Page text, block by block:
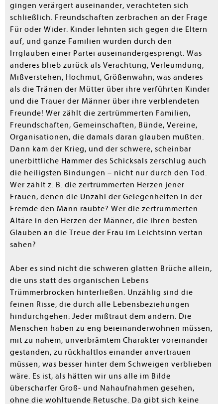
gingen verärgert auseinander, verachteten sich
schließlich. Freundschaften zerbrachen an der Frage
Für oder Wider. Kinder lehnten sich gegen die Eltern
auf, und ganze Familien wurden durch den
Irrglauben einer Partei auseinandergesprengt. Was
anderes blieb zurück als Verachtung, Verleumdung,
Mißverstehen, Hochmut, Größenwahn; was anderes
als die Tränen der Mütter über ihre verführten Kinder
und die Trauer der Männer über ihre verblendeten
Freunde! Wer zählt die zertrümmerten Familien,
Freundschaften, Gemeinschaften, Bünde, Vereine,
Organisationen, die damals daran glauben mußten.
Dann kam der Krieg, und der schwere, scheinbar
unerbittliche Hammer des Schicksals zerschlug auch
die heiligsten Bindungen – nicht nur durch den Tod.
Wer zählt z. B. die zertrümmerten Herzen jener
Frauen, denen die Unzahl der Gelegenheiten in der
Fremde den Mann raubte? Wer die zertrümmerten
Altäre in den Herzen der Männer, die ihren besten
Glauben an die Treue der Frau im Leichtsinn vertan
sahen?
Aber es sind nicht die schweren glatten Brüche allein,
die uns statt des organischen Lebens
Trümmerbrocken hinterließen. Unzählig sind die
feinen Risse, die durch alle Lebensbeziehungen
hindurchgehen: Jeder mißtraut dem andern. Die
Menschen haben zu eng beieinanderwohnen müssen,
mit zu nahem, unverbrämtem Charakter voreinander
gestanden, zu rückhaltlos einander anvertrauen
müssen, was besser hinter dem Schweigen verblieben
wäre. Es ist, als hätten wir uns alle im Bilde
überscharfer Groß- und Nahaufnahmen gesehen,
ohne die wohltuende Retusche. Da gibt sich keine